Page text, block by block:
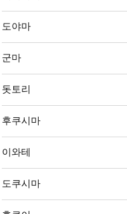
도야마
군마
돗토리
후쿠시마
이와테
도쿠시마